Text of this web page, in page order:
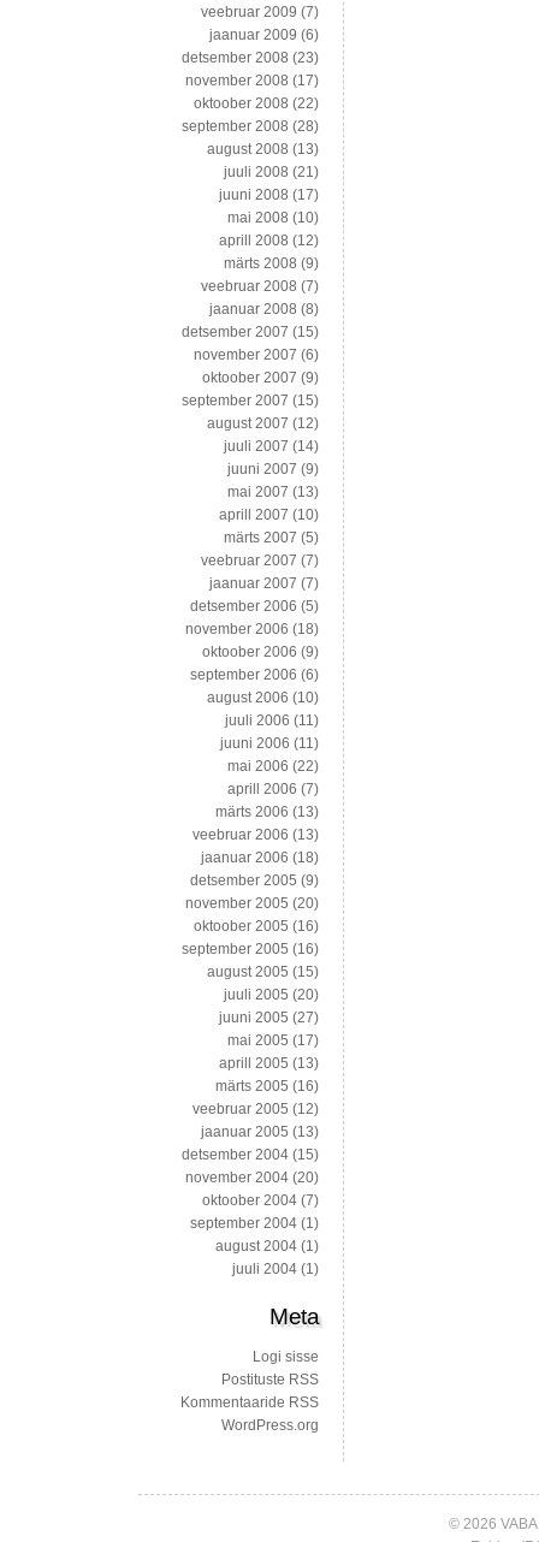
veebruar 2009 (7)
jaanuar 2009 (6)
detsember 2008 (23)
november 2008 (17)
oktoober 2008 (22)
september 2008 (28)
august 2008 (13)
juuli 2008 (21)
juuni 2008 (17)
mai 2008 (10)
aprill 2008 (12)
märts 2008 (9)
veebruar 2008 (7)
jaanuar 2008 (8)
detsember 2007 (15)
november 2007 (6)
oktoober 2007 (9)
september 2007 (15)
august 2007 (12)
juuli 2007 (14)
juuni 2007 (9)
mai 2007 (13)
aprill 2007 (10)
märts 2007 (5)
veebruar 2007 (7)
jaanuar 2007 (7)
detsember 2006 (5)
november 2006 (18)
oktoober 2006 (9)
september 2006 (6)
august 2006 (10)
juuli 2006 (11)
juuni 2006 (11)
mai 2006 (22)
aprill 2006 (7)
märts 2006 (13)
veebruar 2006 (13)
jaanuar 2006 (18)
detsember 2005 (9)
november 2005 (20)
oktoober 2005 (16)
september 2005 (16)
august 2005 (15)
juuli 2005 (20)
juuni 2005 (27)
mai 2005 (17)
aprill 2005 (13)
märts 2005 (16)
veebruar 2005 (12)
jaanuar 2005 (13)
detsember 2004 (15)
november 2004 (20)
oktoober 2004 (7)
september 2004 (1)
august 2004 (1)
juuli 2004 (1)
Meta
Logi sisse
Postituste RSS
Kommentaaride RSS
WordPress.org
© 2026